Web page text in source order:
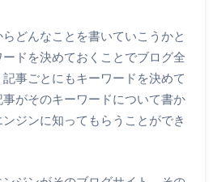
どんなことを書いていこうかと
ドを決めておくことでブログ全
事ごとにもキーワードを決めて
がそのキーワードについて書か
ジンに知ってもらうことができ